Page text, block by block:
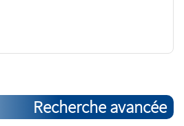
Recherche avancée